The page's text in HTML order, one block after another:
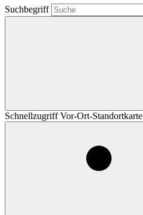
Suchbegriff
Schnellzugriff Vor-Ort-Standortkarte